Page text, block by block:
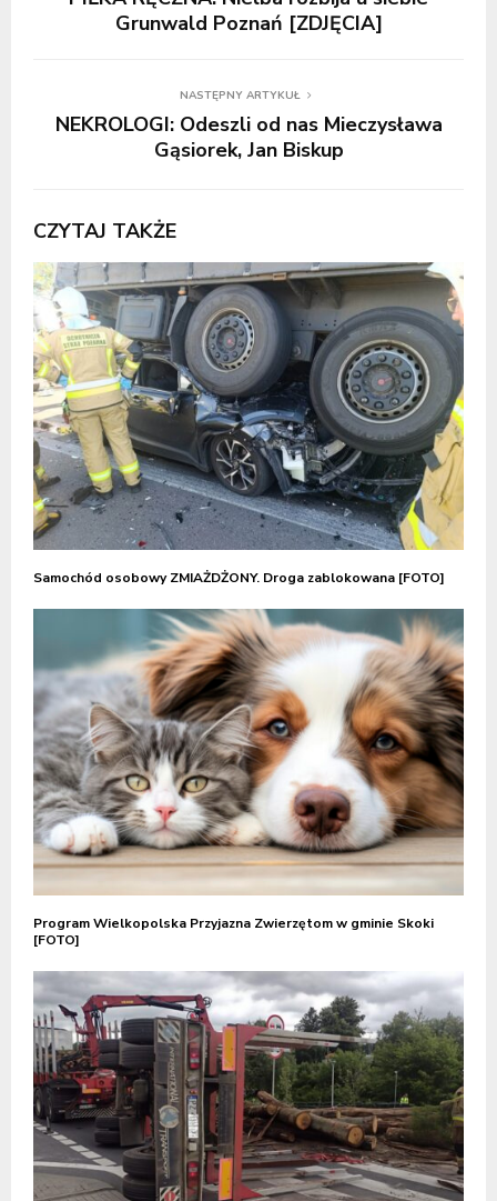
Grunwald Poznań [ZDJĘCIA]
NASTĘPNY ARTYKUŁ
NEKROLOGI: Odeszli od nas Mieczysława
Gąsiorek, Jan Biskup
CZYTAJ TAKŻE
Samochód osobowy ZMIAŻDŻONY. Droga zablokowana [FOTO]
Program Wielkopolska Przyjazna Zwierzętom w gminie Skoki
[FOTO]